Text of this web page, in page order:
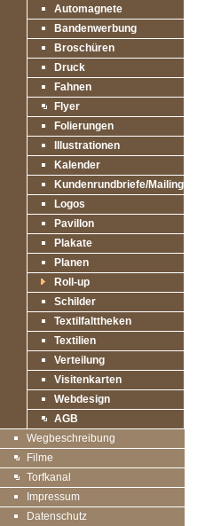
Automagnete
Bandenwerbung
Broschüren
Druck
Fahnen
Flyer
Folierungen
Illustrationen
Kalender
Kundenrundbriefe/Mailings
Logos
Pavillon
Plakate
Planen
Roll-up
Schilder
Textilfalttheken
Textilien
Verteilung
Visitenkarten
Webdesign
AGB
Wegbeschreibung
Filme
Torfkanal
Impressum
Datenschutz